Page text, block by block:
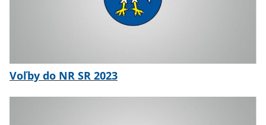
Voľby do NR SR 2023